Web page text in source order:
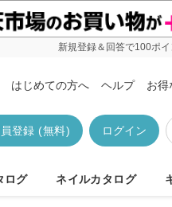
新規登録＆回答で100ポ
はじめての方へ ヘルプ お得
ログイン
登録 (無料)
ログ ネイルカタログ